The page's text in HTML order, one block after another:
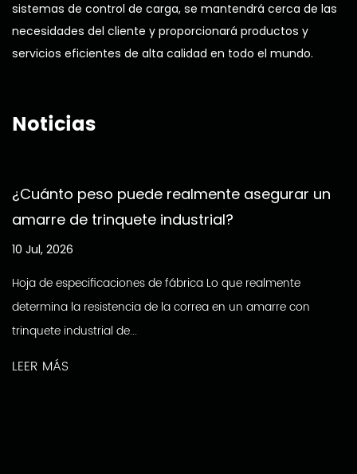
sistemas de control de carga, se mantendrá cerca de las
necesidades del cliente y proporcionará productos y
servicios eficientes de alta calidad en todo el mundo.
Noticias
¿Cuánto peso puede realmente asegurar un
amarre de trinquete industrial?
10 Jul, 2026
Hoja de especificaciones de fábrica Lo que realmente
determina la resistencia de la correa en un amarre con
trinquete industrial de...
LEER MÁS